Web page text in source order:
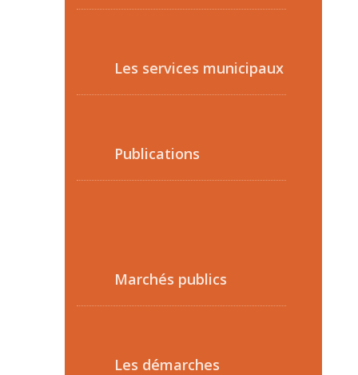
Les services municipaux
Publications
Marchés publics
Les démarches